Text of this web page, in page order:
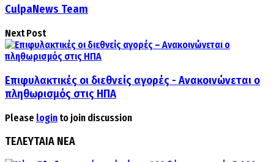
CulpaNews Team
Next Post
Επιφυλακτικές οι διεθνείς αγορές - Ανακοινώνεται ο
πληθωρισμός στις ΗΠΑ
Please login to join discussion
ΤΕΛΕΥΤΑΙΑ ΝΕΑ